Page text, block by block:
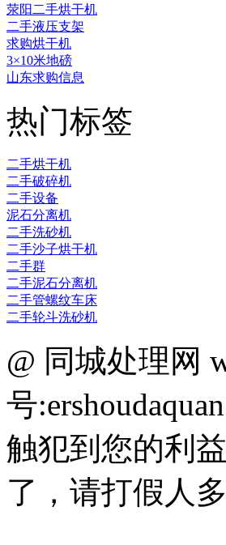
荥阳二手烘干机
二手液压支架
求购烘干机
3×10米地磅
山东求购信息
热门标签
二手烘干机
二手破碎机
二手设备
泥石分离机
二手洗砂机
二手沙子烘干机
二手群
二手泥石分离机
二手管螺纹车床
二手轮斗洗砂机
@ 同城处理网
号:ershoudaquan
触犯到您的利
了，请打假人